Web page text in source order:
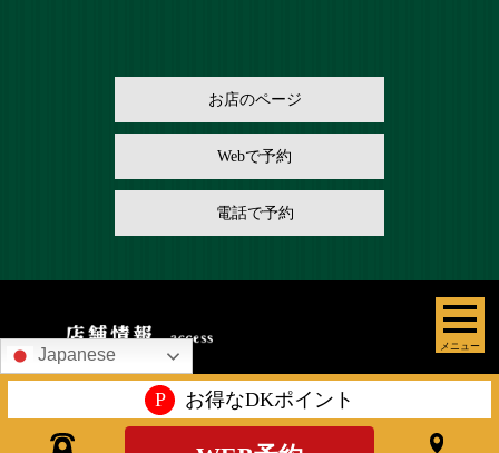
メニュー
お店のページ
Webで予約
電話で予約
Japanese
P お得なDKポイント